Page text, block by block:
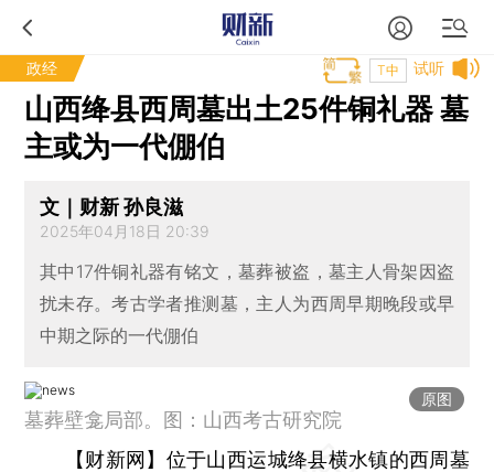
政经 试听
T中
山西绛县西周墓出土25件铜礼器 墓
主或为一代倗伯
文｜财新 孙良滋
2025年04月18日 20:39
其中17件铜礼器有铭文，墓葬被盗，墓主人骨架因盗
扰未存。考古学者推测墓，主人为西周早期晚段或早
中期之际的一代倗伯
原图
墓葬壁龛局部。图：山西考古研究院
【财新网】 位于山西运城绛县横水镇的西周墓